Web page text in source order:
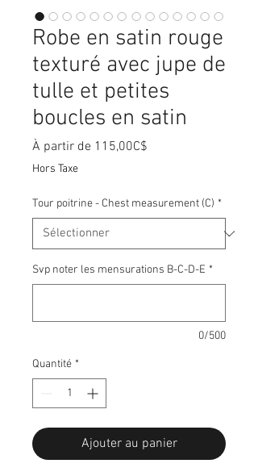
Robe en satin rouge
texturé avec jupe de
tulle et petites
boucles en satin
À partir de 115,00C$
Hors Taxe
Tour poitrine - Chest measurement (C) *
Svp noter les mensurations B-C-D-E *
0/500
Quantité *
Ajouter au panier